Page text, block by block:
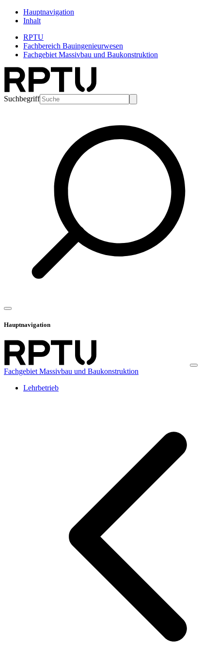
Hauptnavigation
Inhalt
RPTU
Fachbereich Bauingenieurwesen
Fachgebiet Massivbau und Baukonstruktion
Suchbegriff
Hauptnavigation
Fachgebiet Massivbau und Baukonstruktion
Lehrbetrieb